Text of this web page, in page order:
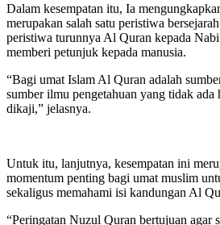
Dalam kesempatan itu, Ia
merupakan salah satu peristiwa
peristiwa turunnya Al Quran kepada
memberi petunjuk kepada manusia.
“Bagi umat Islam Al Quran adalah
sumber ilmu pengetahuan yang tidak
dikaji,” jelasnya.
Untuk itu, lanjutnya, kesempatan ini
momentum penting bagi umat muslim
sekaligus memahami isi kandungan Al
“Peringatan Nuzul Quran bertujuan agar